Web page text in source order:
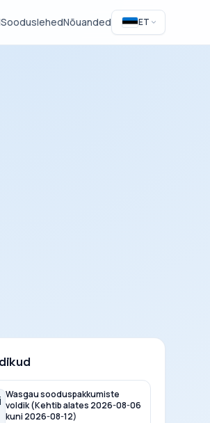
SooduslehedNõuanded ET
Wasgau sooduspakkumiste
voldik (Kehtib alates 2026-08-06
kuni 2026-08-12)